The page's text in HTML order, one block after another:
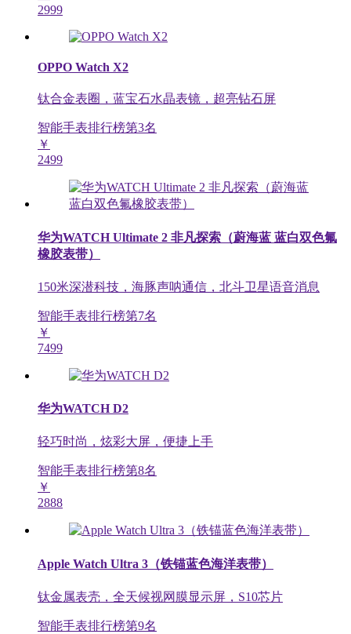
2999
OPPO Watch X2
钛合金表圈，蓝宝石水晶表镜，超亮钻石屏
智能手表排行榜第3名
￥
2499
华为WATCH Ultimate 2 非凡探索（蔚海蓝 蓝白双色氟
橡胶表带）
150米深潜科技，海豚声呐通信，北斗卫星语音消息
智能手表排行榜第7名
￥
7499
华为WATCH D2
轻巧时尚，炫彩大屏，便捷上手
智能手表排行榜第8名
￥
2888
Apple Watch Ultra 3（铁锚蓝色海洋表带）
钛金属表壳，全天候视网膜显示屏，S10芯片
智能手表排行榜第9名